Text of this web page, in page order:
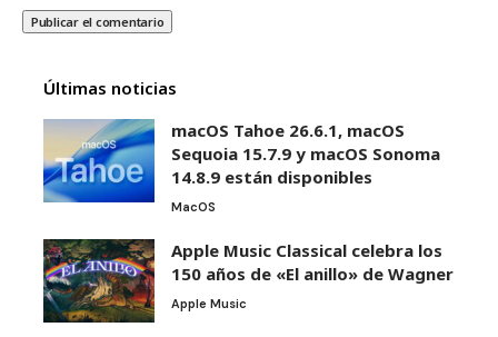
Últimas noticias
macOS Tahoe 26.6.1, macOS
Sequoia 15.7.9 y macOS Sonoma
14.8.9 están disponibles
MacOS
Apple Music Classical celebra los
150 años de «El anillo» de Wagner
Apple Music